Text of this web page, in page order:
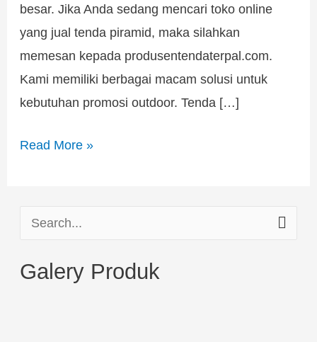
besar. Jika Anda sedang mencari toko online
yang jual tenda piramid, maka silahkan
memesan kepada produsentendaterpal.com.
Kami memiliki berbagai macam solusi untuk
kebutuhan promosi outdoor. Tenda […]
Read More »
a
Galery Produk